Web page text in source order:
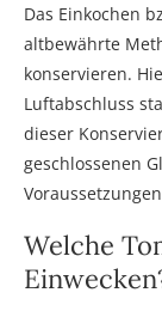
Das Einkochen
altbewährte
konservieren.
Luftabschluss
dieser
geschlossenen
Welche